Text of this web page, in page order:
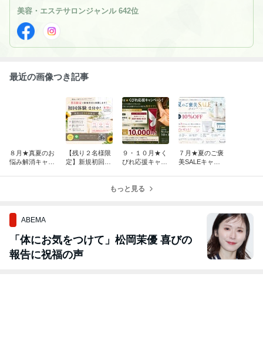
の快眠オーダーメイド施術。 ９８％のお客様が寝落ちする高技術
リンパケア♪
美容・エステサロンジャンル 642位
最近の画像つき記事
８月★真夏のお
悩み解消キャン
【残り２名様限
定】新規初回体
９・１０月★く
びれ応援キャン
７月★夏のご褒
美SALEキャン
もっと見る
ABEMA
「体にお気をつけて」松岡茉優 喜びの
報告に祝福の声